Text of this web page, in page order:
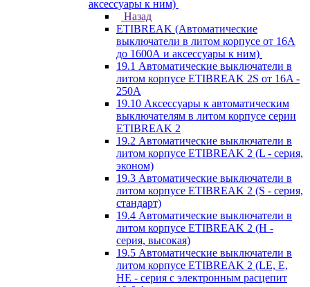
аксессуары к ним)
Назад
ETIBREAK (Автоматические
выключатели в литом корпусе от 16А
до 1600А и аксессуары к ним)
19.1 Автоматические выключатели в
литом корпусе ETIBREAK 2S от 16A -
250A
19.10 Аксессуары к автоматическим
выключателям в литом корпусе серии
ETIBREAK 2
19.2 Автоматические выключатели в
литом корпусе ETIBREAK 2 (L - серия,
эконом)
19.3 Автоматические выключатели в
литом корпусе ETIBREAK 2 (S - серия,
стандарт)
19.4 Автоматические выключатели в
литом корпусе ETIBREAK 2 (H -
серия, высокая)
19.5 Автоматические выключатели в
литом корпусе ETIBREAK 2 (LE, E,
HE - серия с электронным расцепит